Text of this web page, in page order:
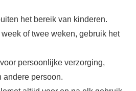
het bereik van kinderen.
of twee weken, gebruik het
persoonlijke verzorging,
andere persoon.